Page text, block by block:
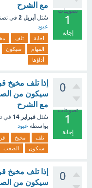
تصويتات
1
إجابة
مع الشرح
سُئل أبريل 2 في
عبود
اجابة تلف
المهام
سيكون
أداؤها
0
تصويتات
1
إجابة
إذا تلف مخيخ
سيكون من
مع الشرح
سُئل فبراير 14 في
بواسطة عبود
تلف مخيخ
سيكون
الصعب
0
إذا تلف مخيخ
سيكون من